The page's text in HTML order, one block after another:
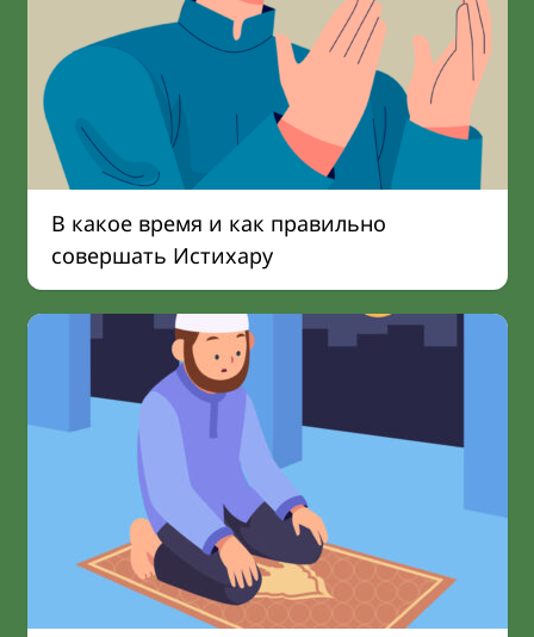
В какое время и как правильно
совершать Истихару